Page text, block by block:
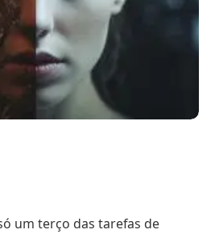
um terço das tarefas de